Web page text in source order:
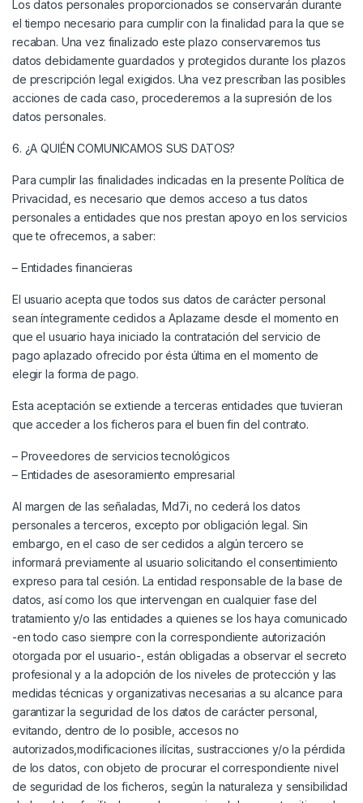
Los datos personales proporcionados se conservarán durante
el tiempo necesario para cumplir con la finalidad para la que se
recaban. Una vez finalizado este plazo conservaremos tus
datos debidamente guardados y protegidos durante los plazos
de prescripción legal exigidos. Una vez prescriban las posibles
acciones de cada caso, procederemos a la supresión de los
datos personales.
6. ¿A QUIÉN COMUNICAMOS SUS DATOS?
Para cumplir las finalidades indicadas en la presente Política de
Privacidad, es necesario que demos acceso a tus datos
personales a entidades que nos prestan apoyo en los servicios
que te ofrecemos, a saber:
– Entidades financieras
El usuario acepta que todos sus datos de carácter personal
sean íntegramente cedidos a Aplazame desde el momento en
que el usuario haya iniciado la contratación del servicio de
pago aplazado ofrecido por ésta última en el momento de
elegir la forma de pago.
Esta aceptación se extiende a terceras entidades que tuvieran
que acceder a los ficheros para el buen fin del contrato.
– Proveedores de servicios tecnológicos
– Entidades de asesoramiento empresarial
Al margen de las señaladas, Md7i, no cederá los datos
personales a terceros, excepto por obligación legal. Sin
embargo, en el caso de ser cedidos a algún tercero se
informará previamente al usuario solicitando el consentimiento
expreso para tal cesión. La entidad responsable de la base de
datos, así como los que intervengan en cualquier fase del
tratamiento y/o las entidades a quienes se los haya comunicado
-en todo caso siempre con la correspondiente autorización
otorgada por el usuario-, están obligadas a observar el secreto
profesional y a la adopción de los niveles de protección y las
medidas técnicas y organizativas necesarias a su alcance para
garantizar la seguridad de los datos de carácter personal,
evitando, dentro de lo posible, accesos no
autorizados,modificaciones ilícitas, sustracciones y/o la pérdida
de los datos, con objeto de procurar el correspondiente nivel
de seguridad de los ficheros, según la naturaleza y sensibilidad